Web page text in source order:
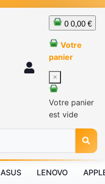
0 0,00 €
Votre
panier
×
Votre panier
est vide
ASUS LENOVO